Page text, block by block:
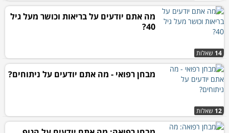
14 שאלות
מה אתם יודעים על בריאות וכושר מעל גיל
40?
12 שאלות
מבחן רפואי - מה אתם יודעים על ניתוחים?